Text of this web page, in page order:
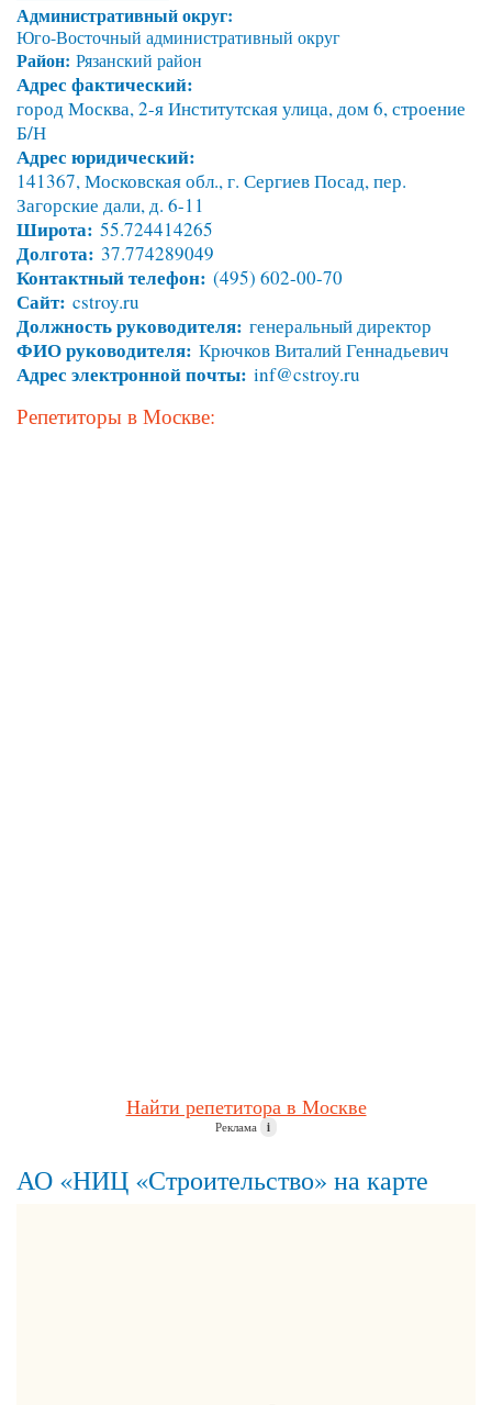
Административный округ:
Юго-Восточный административный округ
Район: Рязанский район
Адрес фактический:
город Москва, 2-я Институтская улица, дом 6, строение
Б/Н
Адрес юридический:
141367, Московская обл., г. Сергиев Посад, пер.
Загорские дали, д. 6-11
Широта: 55.724414265
Долгота: 37.774289049
Контактный телефон: (495) 602-00-70
Сайт: cstroy.ru
Должность руководителя: генеральный директор
ФИО руководителя: Крючков Виталий Геннадьевич
Адрес электронной почты: inf@cstroy.ru
Репетиторы в Москве:
Найти репетитора в Москве
Реклама i
АО «НИЦ «Строительство» на карте